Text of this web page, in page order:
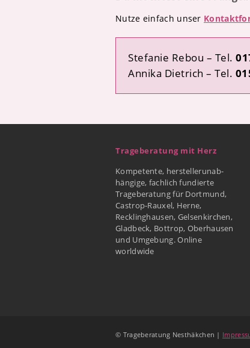
Nutze einfach unser
Stefanie Rebou – Tel.
Annika Dietrich – Tel.
Trageberatung mit Herz
Kompetente, herstellerunab-
hängige, fachlich fundierte
Trageberatung für Dortmund,
Castrop-Rauxel, Herne,
Recklinghausen, Gelsenkirchen,
Gladbeck, Bottrop, Oberhausen
und Umgebung. Online
worldwide
© Trageberatung Nesthäkchen |